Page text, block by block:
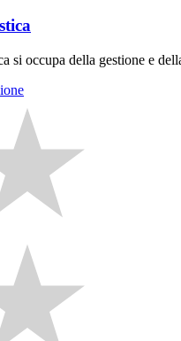
si occupa della gestione e